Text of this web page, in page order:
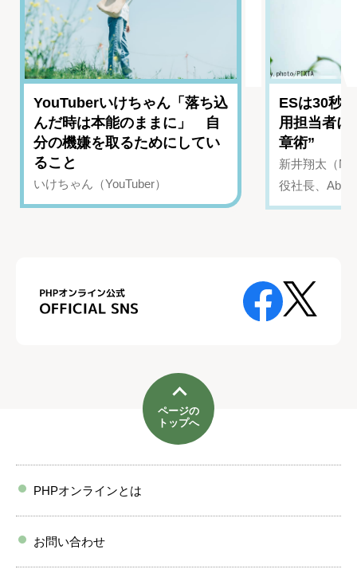
YouTuberいけちゃん「落ち込
んだ時は本能のままに」 自
分の機嫌を取るためにしてい
ること
いけちゃん（YouTuber）
ESは30秒
用担当者に
章術”
新井翔太（
役社長、
ページの
トップへ
PHPオンラインとは
お問い合わせ